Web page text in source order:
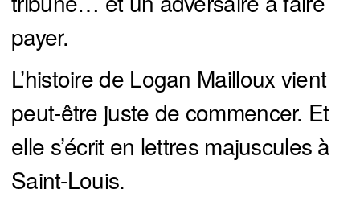
payer.
L’histoire de Logan Mailloux vient
peut-être juste de commencer. Et
elle s’écrit en lettres majuscules à
Saint-Louis.